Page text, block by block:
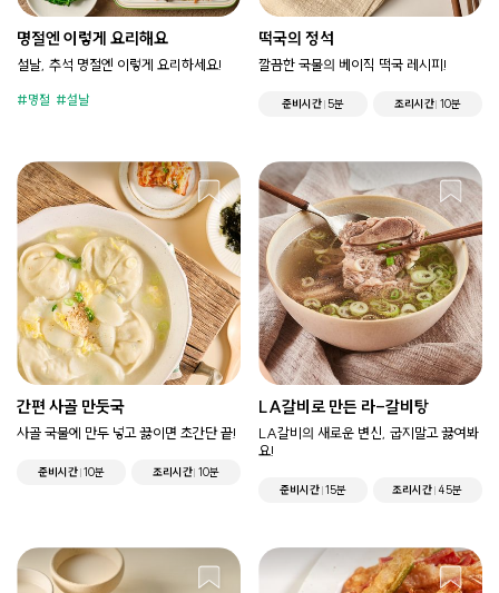
명절엔 이렇게 요리해요
설날, 추석 명절엔 이렇게 요리하세요!
명절 설날
떡국의 정석
깔끔한 국물의 베이직 떡국 레시피!
준비시간 5분 조리시간 10분
간편 사골 만둣국
사골 국물에 만두 넣고 끓이면 초간단 끝!
준비시간 10분 조리시간 10분
LA갈비로 만든 라-갈비탕
LA갈비의 새로운 변신, 굽지말고 끓여봐
요!
준비시간 15분 조리시간 45분